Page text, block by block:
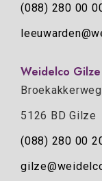
(088) 280 00
Weidelco Gilze
5126 BD Gilze
(088) 280 00